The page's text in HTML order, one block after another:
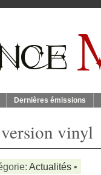
Dernières émissions
vinyl
Actualités •